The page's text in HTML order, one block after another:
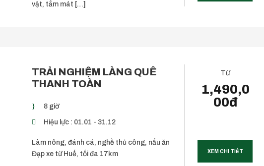
vật, tắm mát […]
TRẢI NGHIỆM LÀNG QUÊ
THANH TOÀN
8 giờ
Hiệu lực : 01.01 - 31.12
Làm nông, đánh cá, nghề thủ công, nấu ăn
Đạp xe từ Huế, tối đa 17km
Từ
1,490,0
00đ
XEM CHI TIẾT